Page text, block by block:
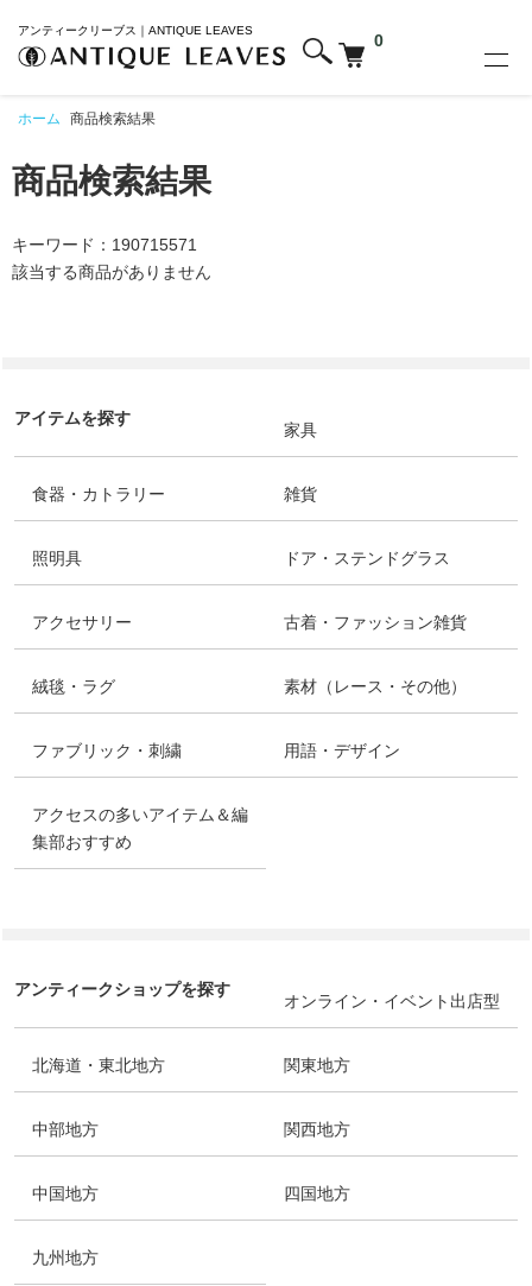
アンティークリーブス｜ANTIQUE LEAVES
0
ホーム 商品検索結果
商品検索結果
キーワード：190715571
該当する商品がありません
アイテムを探す
家具
食器・カトラリー 雑貨
照明具 ドア・ステンドグラス
アクセサリー 古着・ファッション雑貨
絨毯・ラグ 素材（レース・その他）
ファブリック・刺繍 用語・デザイン
アクセスの多いアイテム＆編
集部おすすめ
アンティークショップを探す
オンライン・イベント出店型
北海道・東北地方 関東地方
中部地方 関西地方
中国地方 四国地方
九州地方